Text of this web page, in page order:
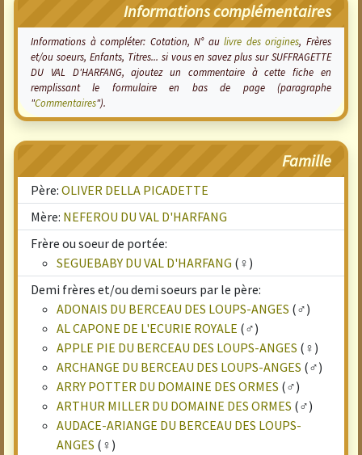
Informations complémentaires
Informations à compléter: Cotation, N° aulivre des origines, Frères
et/ou soeurs, Enfants, Titres... si vous en savez plus sur SUFFRAGETTE
DU VAL D'HARFANG, ajoutez un commentaire à cette fiche en
remplissant le formulaire en bas de page (paragraphe
"Commentaires").
Famille
Père: OLIVER DELLA PICADETTE
Mère: NEFEROU DU VAL D'HARFANG
Frère ou soeur de portée:
SEGUEBABY DU VAL D'HARFANG (♀)
Demi frères et/ou demi soeurs par le père:
ADONAIS DU BERCEAU DES LOUPS-ANGES (♂)
AL CAPONE DE L'ECURIE ROYALE (♂)
APPLE PIE DU BERCEAU DES LOUPS-ANGES (♀)
ARCHANGE DU BERCEAU DES LOUPS-ANGES (♂)
ARRY POTTER DU DOMAINE DES ORMES (♂)
ARTHUR MILLER DU DOMAINE DES ORMES (♂)
AUDACE-ARIANGE DU BERCEAU DES LOUPS-
ANGES (♀)